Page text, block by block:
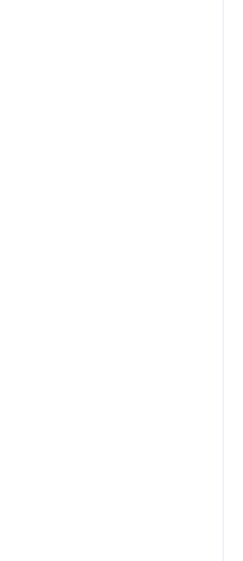
провести в мир
и просто
и дружелюбная
больничной
себя желанным
попала
знаю, к кому пойду и
телом.
и буду
Спасибо вам